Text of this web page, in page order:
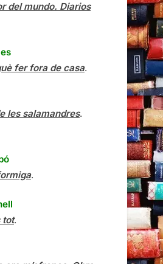
del mundo. Diarios
fer fora de casa.
les salamandres.
.
tot.